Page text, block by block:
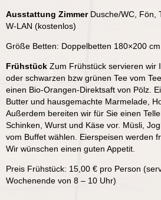
Ausstattung Zimmer Dusche/WC, Fön,
W-LAN (kostenlos)
Größe Betten: Doppelbetten 180×200
Frühstück Zum Frühstück servieren wir
oder schwarzen bzw grünen Tee vom
einen Bio-Orangen-Direktsaft von Pölz.
Butter und hausgemachte Marmelade,
Außerdem bereiten wir für Sie einen
Schinken, Wurst und Käse vor. Müsli,
vom Buffet wählen. Eierspeisen werden
Wir wünschen einen guten Appetit.
Preis Frühstück: 15,00 € pro Person
Wochenende von 8 – 10 Uhr)